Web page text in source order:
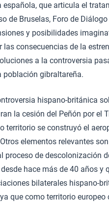
española, que articula el
de Bruselas, Foro de
y posibilidades
las consecuencias de la
a la controversia
población gibraltareña.
hispano-británica
la cesión del Peñón por el
territorio se construyó el
elementos relevantes
de descolonización
hace más de 40 años y
bilaterales hispano-
que como territorio